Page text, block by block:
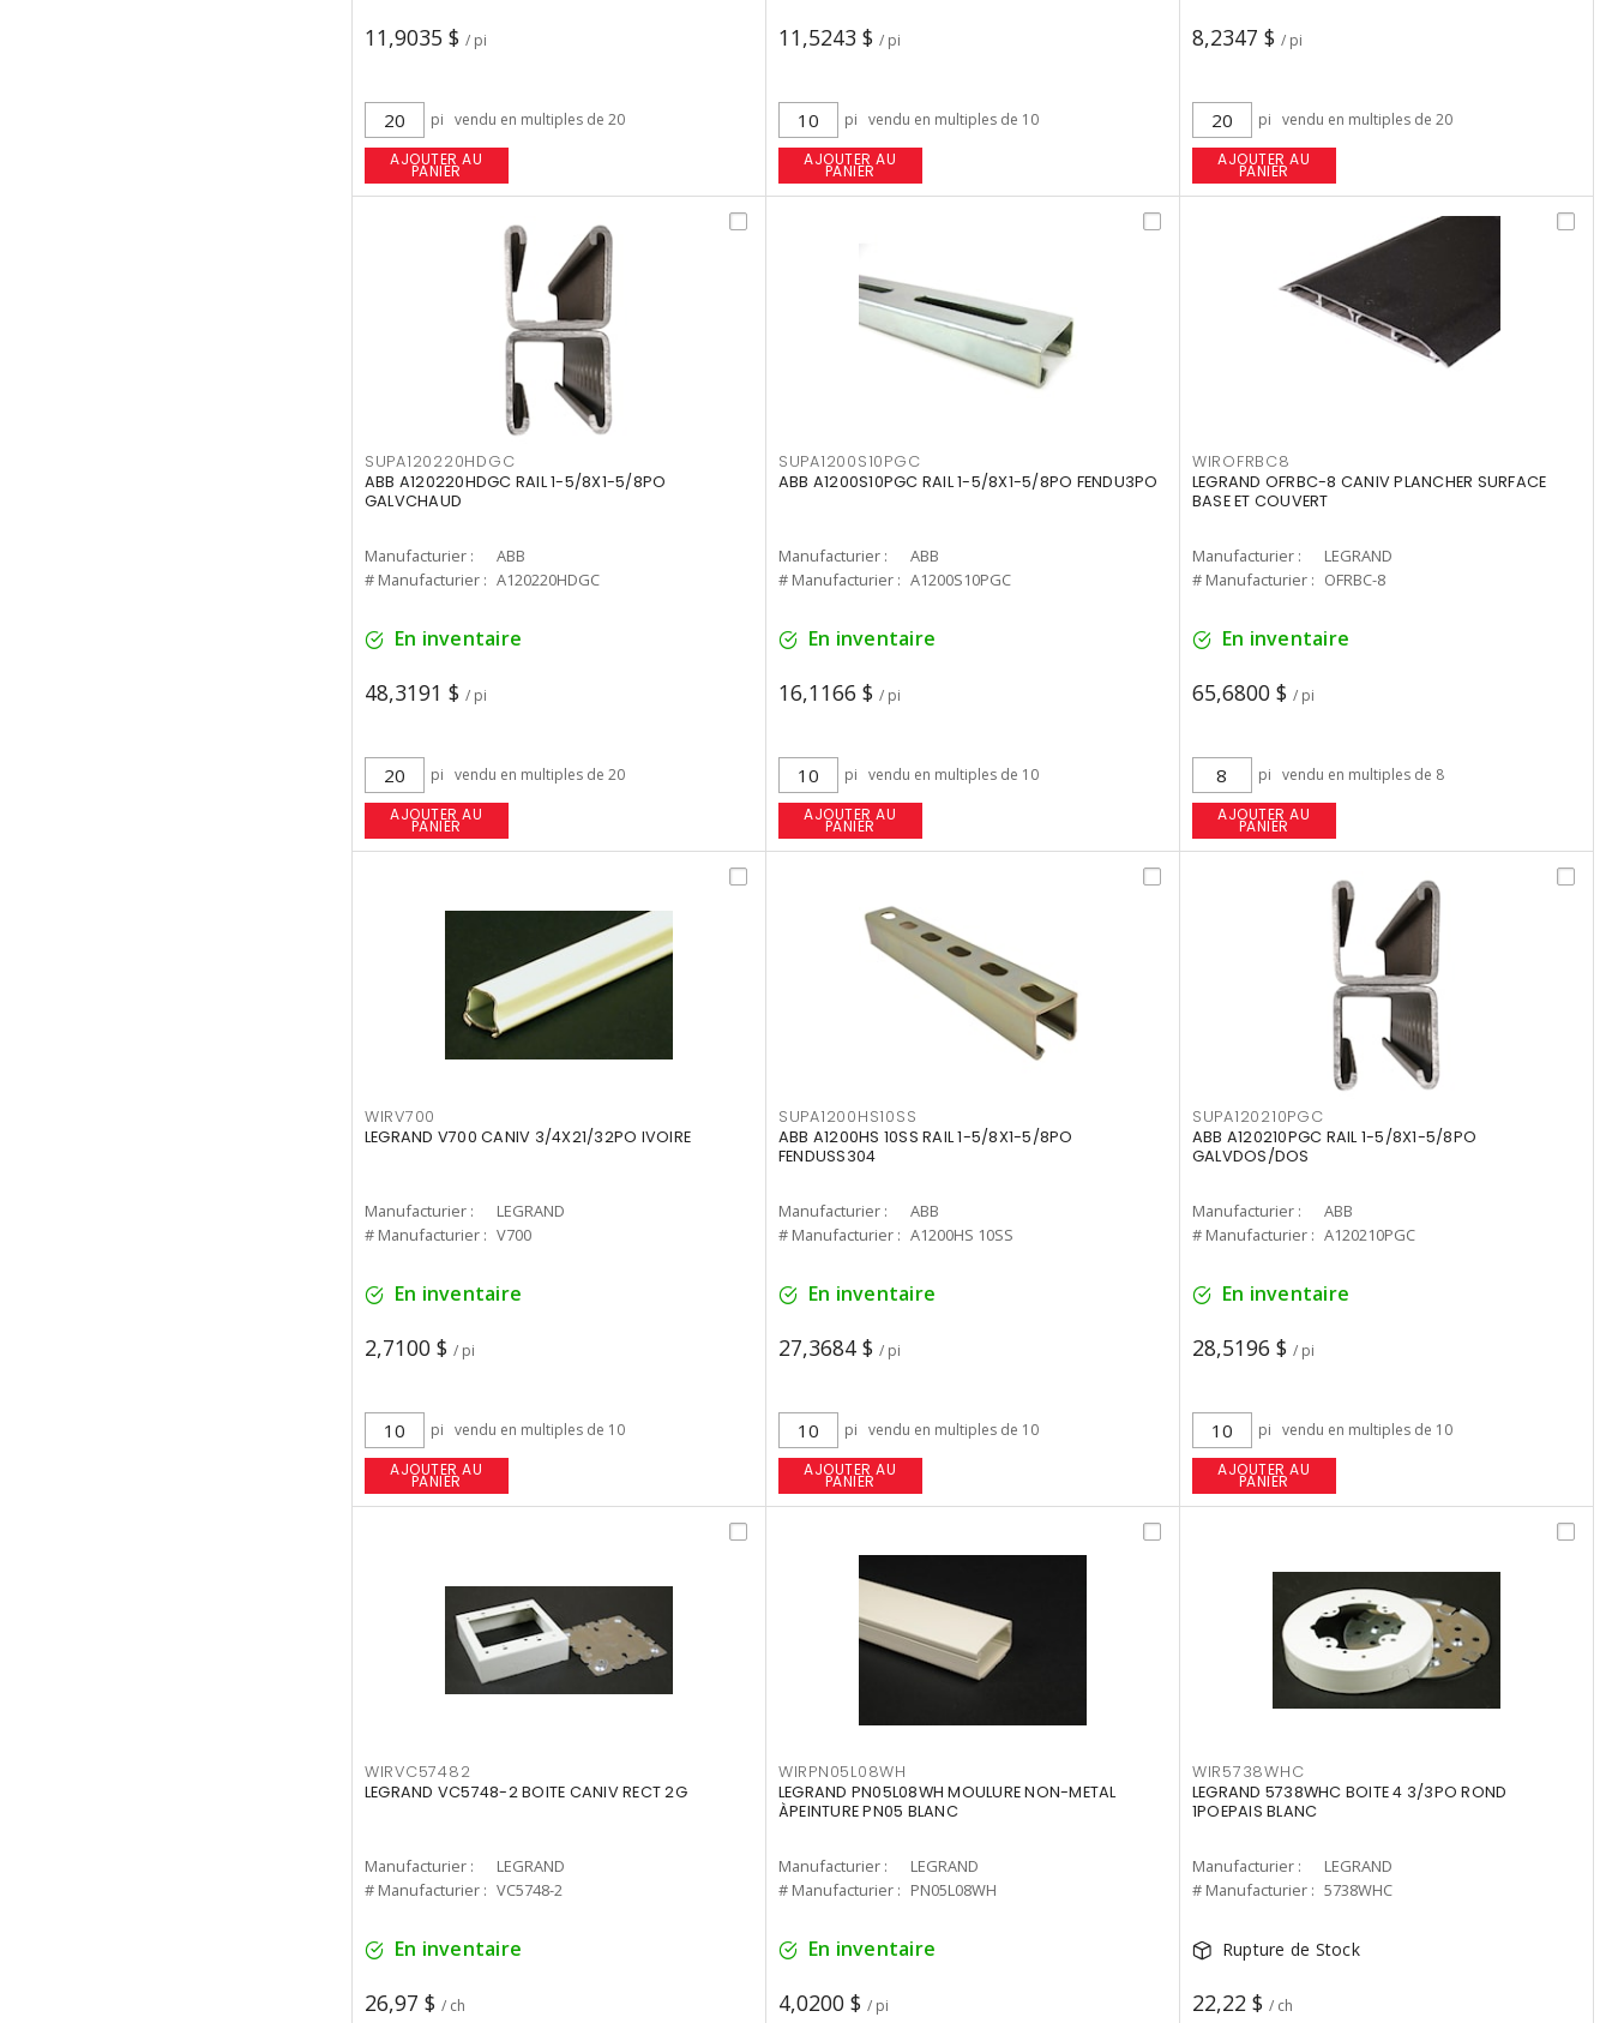
11,9035 $ / pi
pi vendu en multiples de 20
AJOUTER AU
PANIER
11,5243 $ / pi
pi vendu en multiples de 10
AJOUTER AU
PANIER
8,2347 $ / pi
pi vendu en multiples de 20
AJOUTER AU
PANIER
SUPA120220HDGC
ABB A120220HDGC RAIL 1-5/8X1-5/8PO
GALVCHAUD
Manufacturier :
ABB
# Manufacturier : A120220HDGC
En inventaire
48,3191 $ / pi
pi vendu en multiples de 20
AJOUTER AU
PANIER
SUPA1200S10PGC
ABB A1200S10PGC RAIL 1-5/8X1-5/8PO FENDU3PO
Manufacturier :
ABB
# Manufacturier : A1200S10PGC
En inventaire
16,1166 $ / pi
pi vendu en multiples de 10
AJOUTER AU
PANIER
WIROFRBC8
LEGRAND OFRBC-8 CANIV PLANCHER SURFACE
BASE ET COUVERT
Manufacturier :
LEGRAND
# Manufacturier : OFRBC-8
En inventaire
65,6800 $ / pi
pi vendu en multiples de 8
AJOUTER AU
PANIER
WIRV700
LEGRAND V700 CANIV 3/4X21/32PO IVOIRE
Manufacturier :
LEGRAND
# Manufacturier : V700
En inventaire
2,7100 $ / pi
pi vendu en multiples de 10
AJOUTER AU
PANIER
SUPA1200HS10SS
ABB A1200HS 10SS RAIL 1-5/8X1-5/8PO
FENDUSS304
Manufacturier :
ABB
# Manufacturier : A1200HS 10SS
En inventaire
27,3684 $ / pi
pi vendu en multiples de 10
AJOUTER AU
PANIER
SUPA120210PGC
ABB A120210PGC RAIL 1-5/8X1-5/8PO
GALVDOS/DOS
Manufacturier :
ABB
# Manufacturier : A120210PGC
En inventaire
28,5196 $ / pi
pi vendu en multiples de 10
AJOUTER AU
PANIER
WIRVC57482
LEGRAND VC5748-2 BOITE CANIV RECT 2G
Manufacturier :
LEGRAND
# Manufacturier : VC5748-2
En inventaire
26,97 $ / ch
WIRPN05L08WH
LEGRAND PN05L08WH MOULURE NON-METAL
ÀPEINTURE PN05 BLANC
Manufacturier :
LEGRAND
# Manufacturier : PN05L08WH
En inventaire
4,0200 $ / pi
WIR5738WHC
LEGRAND 5738WHC BOITE 4 3/3PO ROND
1POEPAIS BLANC
Manufacturier :
LEGRAND
# Manufacturier : 5738WHC
Rupture de Stock
22,22 $ / ch